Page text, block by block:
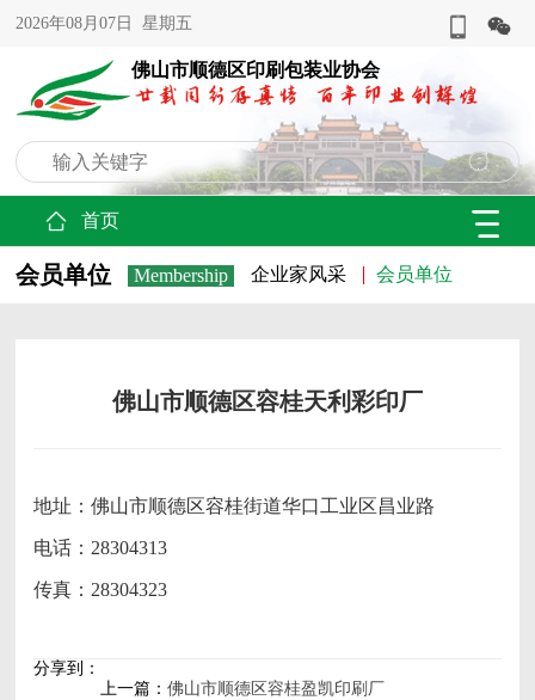
2026年08月07日 星期五
佛山市顺德区印刷包装业协会
首页
会员单位 Membership 企业家风采 会员单位
佛山市顺德区容桂天利彩印厂
地址：佛山市顺德区容桂街道华口工业区昌业路
电话：28304313
传真：28304323
分享到：
上一篇： 佛山市顺德区容桂盈凯印刷厂